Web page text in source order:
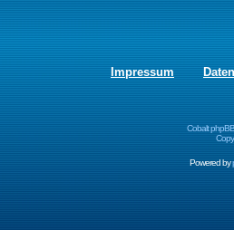
Impressum
Cobalt
Powered by